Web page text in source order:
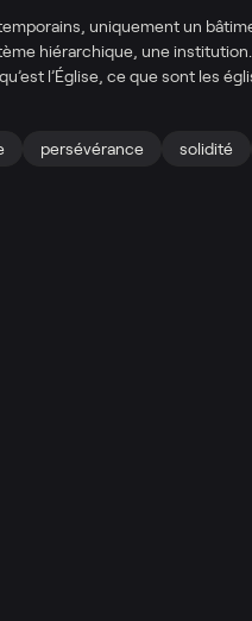
uniquement un
hiérarchique, une
l’Église, ce que sont les
persévérance solidité